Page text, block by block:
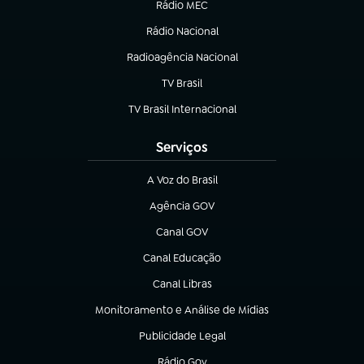
Rádio MEC
(abre em nova aba)
Rádio Nacional
Radioagência Nacional
(abre em nova aba)
TV Brasil
(abre em nova aba)
TV Brasil Internacional
(abre em nova aba)
Serviços
A Voz do Brasil
(abre em nova aba)
Agência GOV
(abre em nova aba)
Canal GOV
(abre em nova aba)
Canal Educação
(abre em nova aba)
Canal Libras
(abre em nova aba)
Monitoramento e Análise de Mídias
(abre em nova aba)
Publicidade Legal
(abre em nova aba)